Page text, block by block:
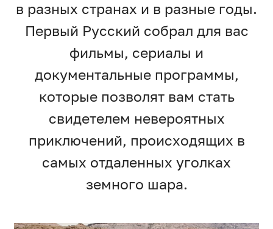
в разных странах и в разные годы.
Первый Русский собрал для вас
фильмы, сериалы и
документальные программы,
которые позволят вам стать
свидетелем невероятных
приключений, происходящих в
самых отдаленных уголках
земного шара.